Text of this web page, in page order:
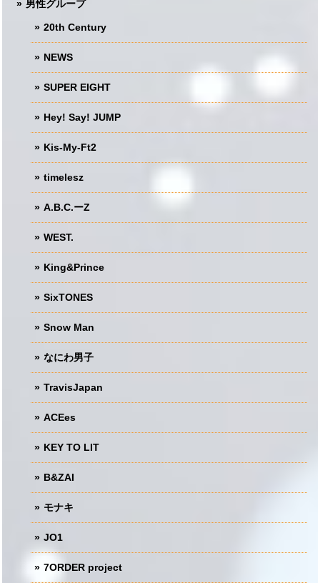
男性グループ
20th Century
NEWS
SUPER EIGHT
Hey! Say! JUMP
Kis-My-Ft2
timelesz
A.B.C.ーZ
WEST.
King&Prince
SixTONES
Snow Man
なにわ男子
TravisJapan
ACEes
KEY TO LIT
B&ZAI
モナキ
JO1
7ORDER project